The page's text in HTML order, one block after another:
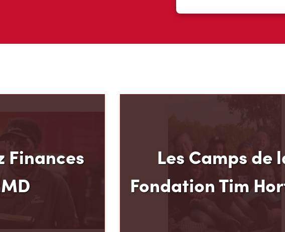
nous croyons
avons créé
de crédit TimMD,
Fondation Tim Hortons® permet aux
milieux défavorisés âgés de 12 à 16 ans de
développer leur leadership, leur
sens des responsabilités, au moment